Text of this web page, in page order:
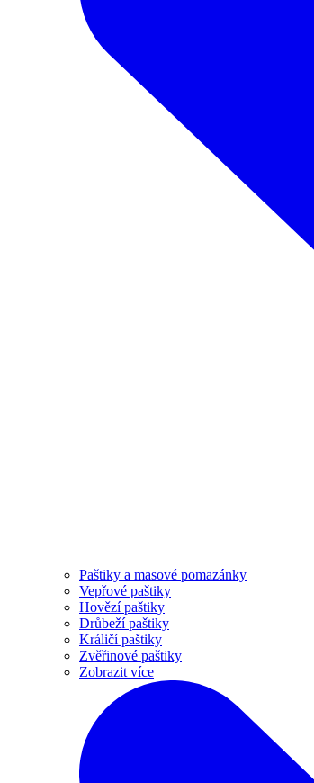
Paštiky a masové pomazánky
Vepřové paštiky
Hovězí paštiky
Drůbeží paštiky
Králičí paštiky
Zvěřinové paštiky
Zobrazit více